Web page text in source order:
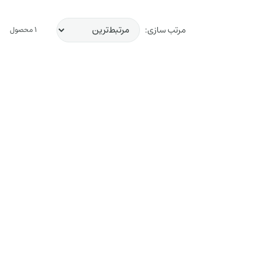
1 محصول مرتب سازی: